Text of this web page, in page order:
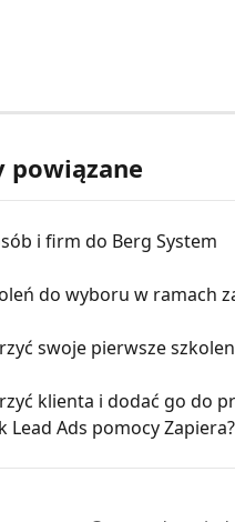
powiązane
i firm do Berg System
do wyboru w ramach
swoje pierwsze
klienta i dodać go do
Lead Ads pomocy Zapiera?